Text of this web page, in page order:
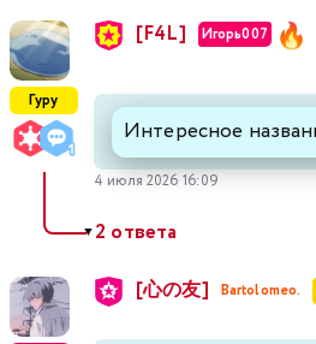
Гуру
[F4L] Игорь007
Интересное
4 июля 2026 16:09
▼2 ответа
[心の友] Bartolomeo.